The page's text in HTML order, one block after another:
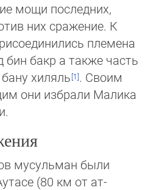
мо­щи последних,
них сражение. К
пле­мена
бин бакр а также часть
хи­ляль
. Своим
они избрали Малика
мусульман были
(80 км от ат-